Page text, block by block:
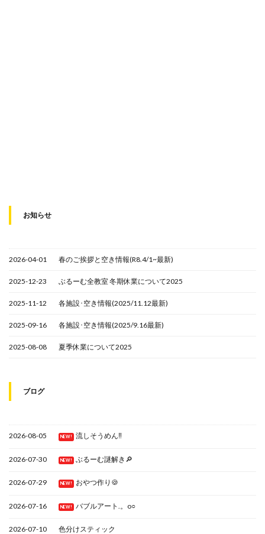
お知らせ
2026-04-01 春のご挨拶と空き情報(R8.4/1~最新)
2025-12-23 ぶるーむ全教室 冬期休業について2025
2025-11-12 各施設･空き情報(2025/11.12最新)
2025-09-16 各施設･空き情報(2025/9.16最新)
2025-08-08 夏季休業について2025
ブログ
2026-08-05 NEW! 流しそうめん‼
2026-07-30 NEW! ぶるーむ謎解き🔎
2026-07-29 NEW! おやつ作り🍪
2026-07-16 NEW! バブルアート.。o○
2026-07-10 色分けスティック